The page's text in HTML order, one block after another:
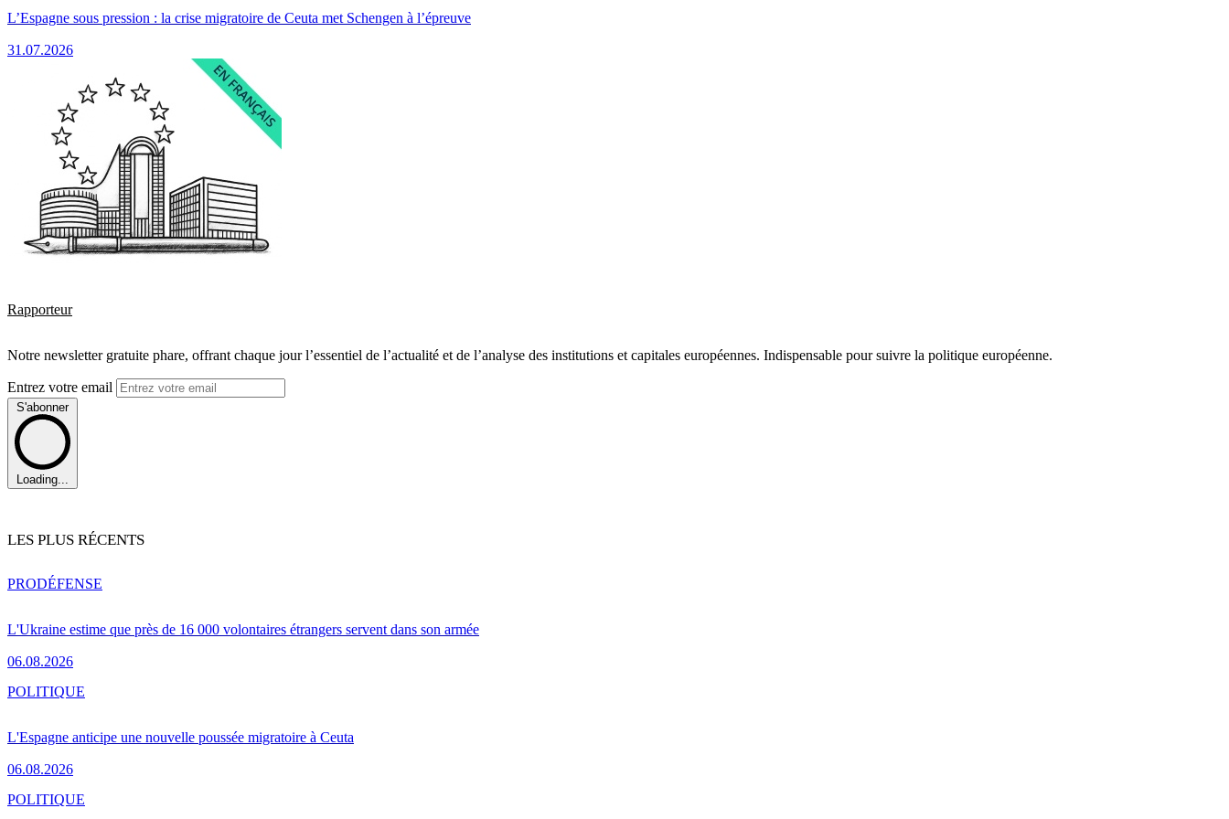
L’Espagne sous pression : la crise migratoire de Ceuta met Schengen à l’épreuve
31.07.2026
Rapporteur
Notre newsletter gratuite phare, offrant chaque jour l’essentiel de l’actualité et de l’analyse des institutions et capitales européennes. Indispensable pour suivre la politique européenne.
Entrez votre email
S'abonner
Loading...
LES PLUS RÉCENTS
L'Ukraine estime que près de 16 000 volontaires étrangers servent dans son armée
06.08.2026
PRODÉFENSE
L'Espagne anticipe une nouvelle poussée migratoire à Ceuta
06.08.2026
POLITIQUE
POLITIQUE